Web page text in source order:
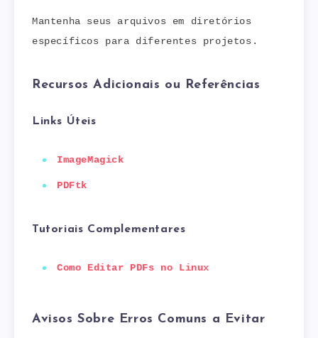
Mantenha seus arquivos em diretórios
específicos para diferentes projetos.
Recursos Adicionais ou Referências
Links Úteis
ImageMagick
PDFtk
Tutoriais Complementares
Como Editar PDFs no Linux
Avisos Sobre Erros Comuns a Evitar